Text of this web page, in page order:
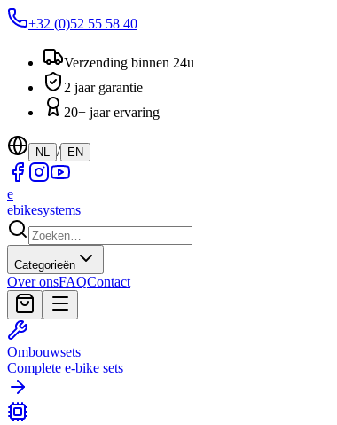
+32 (0)52 55 58 40
Verzending binnen 24u
2 jaar garantie
20+ jaar ervaring
NL / EN
e
ebikesystems
Categorieën
Over onsFAQContact
Ombouwsets
Complete e-bike sets